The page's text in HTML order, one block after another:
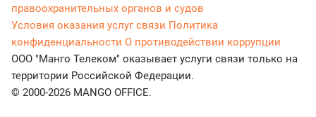
правоохранительных органов и судов
Условия оказания услуг связи Политика
конфиденциальности О противодействии коррупции
ООО "Манго Телеком" оказывает услуги связи только на
территории Российской Федерации.
© 2000-2026 MANGO OFFICE.